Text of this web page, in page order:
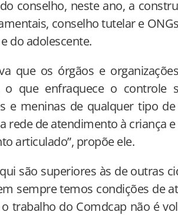
conselho, neste ano, a
conselho tutelar e
do adolescente.
que os órgãos e
o que enfraquece o controle
e meninas de qualquer tipo
rede de atendimento à criança
articulado”, propõe ele.
são superiores às de outras
sempre temos condições de
trabalho do Comdcap não é